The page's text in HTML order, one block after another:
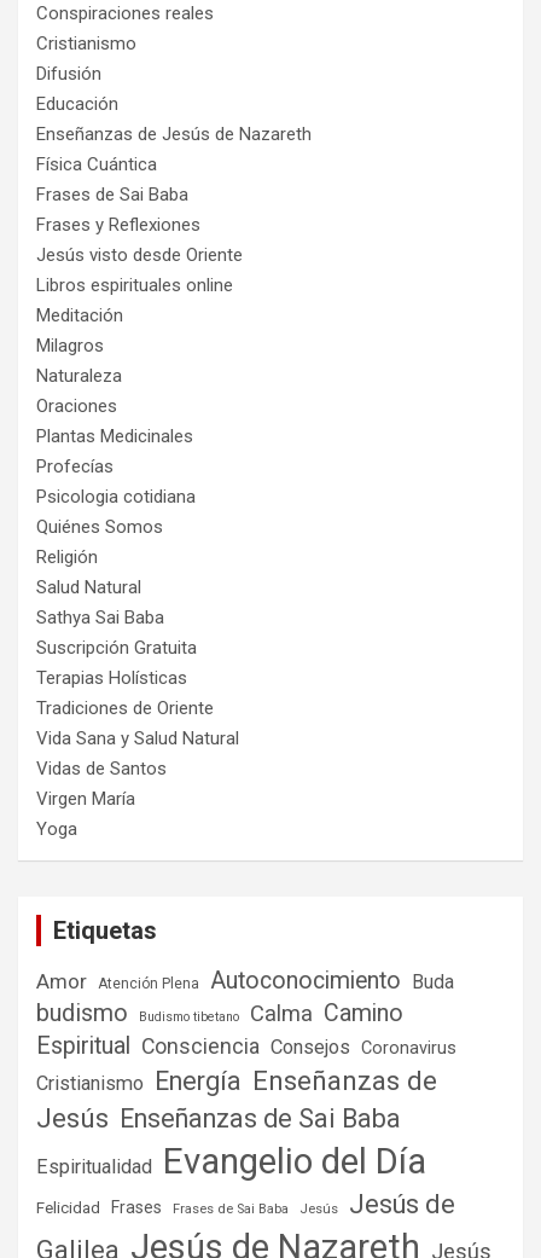
Conspiraciones reales
Cristianismo
Difusión
Educación
Enseñanzas de Jesús de Nazareth
Física Cuántica
Frases de Sai Baba
Frases y Reflexiones
Jesús visto desde Oriente
Libros espirituales online
Meditación
Milagros
Naturaleza
Oraciones
Plantas Medicinales
Profecías
Psicologia cotidiana
Quiénes Somos
Religión
Salud Natural
Sathya Sai Baba
Suscripción Gratuita
Terapias Holísticas
Tradiciones de Oriente
Vida Sana y Salud Natural
Vidas de Santos
Virgen María
Yoga
Etiquetas
Amor Atención Plena Autoconocimiento Buda
budismo Budismo tibetano Calma Camino
Espiritual
Consciencia Consejos Coronavirus
Cristianismo Energía Enseñanzas de
Jesús Enseñanzas de Sai Baba
Espiritualidad Evangelio del Día
Felicidad Frases Frases de Sai Baba Jesús
Jesús de
Galilea Jesús de Nazareth Jesús